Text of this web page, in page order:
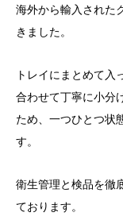
海外から輸入された
きました。
トレイにまとめて
合わせて丁寧に小分
ため、一つひとつ状
す。
衛生管理と検品を徹
ております。